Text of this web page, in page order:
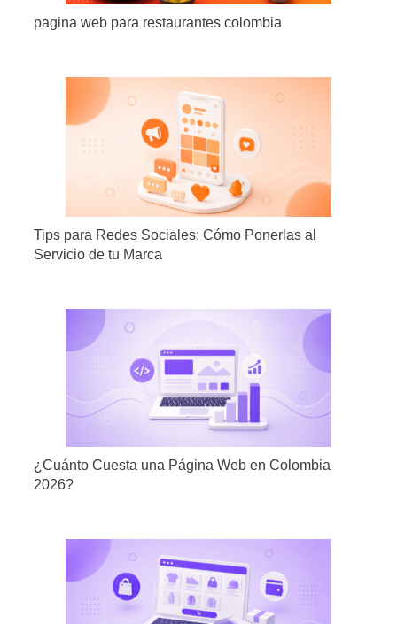
pagina web para restaurantes colombia
Tips para Redes Sociales: Cómo Ponerlas al
Servicio de tu Marca
¿Cuánto Cuesta una Página Web en Colombia
2026?